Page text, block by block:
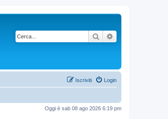
Cerca
Login
Iscriviti
Oggi è sab 08 ago 2026 6:19 pm